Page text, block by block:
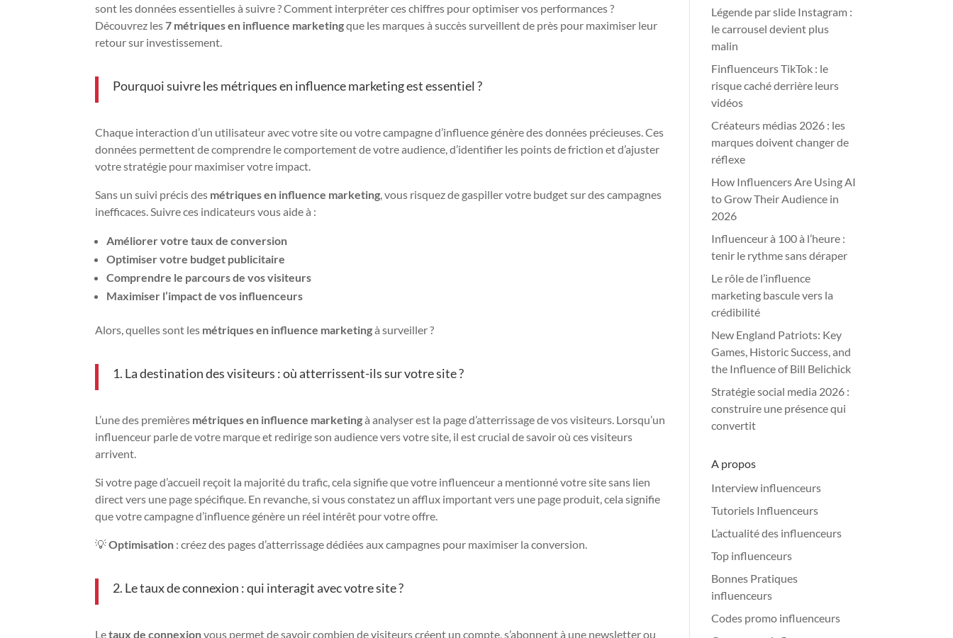
sont les données essentielles à suivre ? Comment interpréter ces chiffres pour optimiser vos performances ?
Découvrez les7 métriques en influence marketingque les marques à succès surveillent de près pour maximiser leur
retour sur investissement.
Pourquoi suivre les métriques en influence marketing est essentiel ?
Chaque interaction d’un utilisateur avec votre site ou votre campagne d’influence génère des données précieuses. Ces
données permettent de comprendre le comportement de votre audience, d’identifier les points de friction et d’ajuster
votre stratégie pour maximiser votre impact.
Sans un suivi précis des métriques en influence marketing , vous risquez de gaspiller votre budget sur des campagnes
inefficaces. Suivre ces indicateurs vous aide à :
Améliorer votre taux de conversion
Optimiser votre budget publicitaire
Comprendre le parcours de vos visiteurs
Maximiser l’impact de vos influenceurs
Alors, quelles sont les métriques en influence marketingà surveiller ?
1. La destination des visiteurs : où atterrissent-ils sur votre site ?
L’une des premières métriques en influence marketingà analyser est la page d’atterrissage de vos visiteurs. Lorsqu’un
influenceur parle de votre marque et redirige son audience vers votre site, il est crucial de savoir où ces visiteurs
arrivent.
Si votre page d’accueil reçoit la majorité du trafic, cela signifie que votre influenceur a mentionné votre site sans lien
direct vers une page spécifique. En revanche, si vous constatez un afflux important vers une page produit, cela signifie
que votre campagne d’influence génère un réel intérêt pour votre offre.
💡Optimisation : créez des pages d’atterrissage dédiées aux campagnes pour maximiser la conversion.
2. Le taux de connexion : qui interagit avec votre site ?
Letaux de connexionvous permet de savoir combien de visiteurs créent un compte, s’abonnent à une newsletter ou
Légende par slide Instagram :
le carrousel devient plus
malin
Finfluenceurs TikTok : le
risque caché derrière leurs
vidéos
Créateurs médias 2026 : les
marques doivent changer de
réflexe
How Influencers Are Using AI
to Grow Their Audience in
2026
Influenceur à 100 à l’heure :
tenir le rythme sans déraper
Le rôle de l’influence
marketing bascule vers la
crédibilité
New England Patriots: Key
Games, Historic Success, and
the Influence of Bill Belichick
Stratégie social media 2026 :
construire une présence qui
convertit
A propos
Interview influenceurs
Tutoriels Influenceurs
L’actualité des influenceurs
Top influenceurs
Bonnes Pratiques
influenceurs
Codes promo influenceurs